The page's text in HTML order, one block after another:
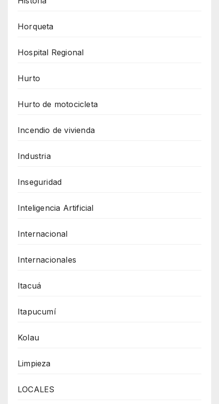
Horqueta
Hospital Regional
Hurto
Hurto de motocicleta
Incendio de vivienda
Industria
Inseguridad
Inteligencia Artificial
Internacional
Internacionales
Itacuá
Itapucumí
Kolau
Limpieza
LOCALES